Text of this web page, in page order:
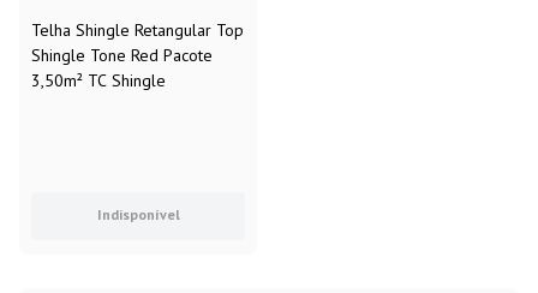
Telha Shingle Retangular Top
Shingle Tone Red Pacote
3,50m² TC Shingle
Indisponível